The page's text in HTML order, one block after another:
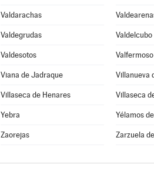
Valdarachas
Valdegrudas Valdelcubo
Valdesotos
Viana de Jadraque Villanueva
Villaseca de Henares Villaseca
Yebra Yélamos
Zaorejas Zarzuela